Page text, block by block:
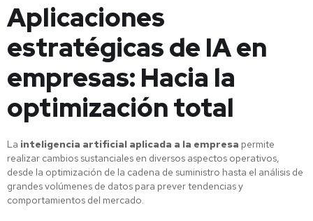
Aplicaciones
estratégicas de IA en
empresas: Hacia la
optimización total
La inteligencia artificial aplicada a la empresa permite
realizar cambios sustanciales en diversos aspectos operativos,
desde la optimización de la cadena de suministro hasta el análisis de
grandes volúmenes de datos para prever tendencias y
comportamientos del mercado.